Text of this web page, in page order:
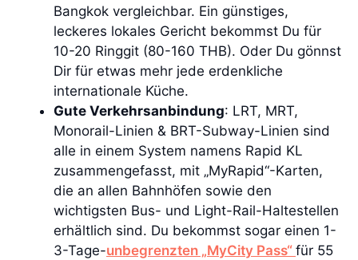
Bangkok vergleichbar. Ein günstiges,
leckeres lokales Gericht bekommst Du für
10-20 Ringgit (80-160 THB). Oder Du gönnst
Dir für etwas mehr jede erdenkliche
internationale Küche.
Gute Verkehrsanbindung: LRT, MRT,
Monorail-Linien & BRT-Subway-Linien​ sind
alle in einem System namens Rapid KL
zusammengefasst, mit „MyRapid“-Karten,
die an allen Bahnhöfen sowie den
wichtigsten Bus- und Light-Rail-Haltestellen
erhältlich sind. Du bekommst sogar einen 1-
3-Tage-unbegrenzten „MyCity Pass“ für 55